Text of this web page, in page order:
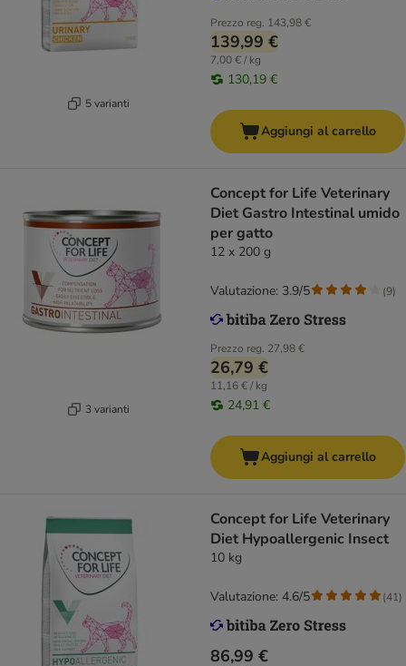
5 varianti
Prezzo reg. 143,98 €
139,99 €
7,00 € / kg
130,19 €
Aggiungi al carrello
3 varianti
Concept for Life Veterinary
Diet Gastro Intestinal umido
per gatto
12 x 200 g
Prezzo reg. 27,98 €
26,79 €
11,16 € / kg
24,91 €
Valutazione: 3.9/5 (9)
Aggiungi al carrello
Concept for Life Veterinary
Diet Hypoallergenic Insect
10 kg
86,99 €
Valutazione: 4.6/5 (41)